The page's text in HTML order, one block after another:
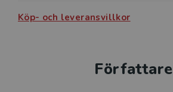
Köp- och leveransvillkor
Författare